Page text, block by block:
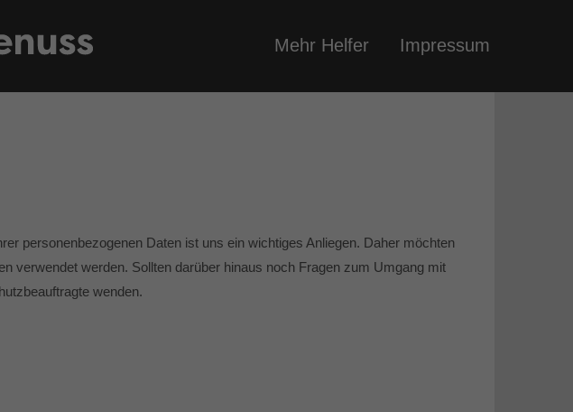
Mehr Helfer Impressum
personenbezogenen Daten ist uns ein wichtiges Anliegen. Daher möchten
verwendet werden. Sollten darüber hinaus noch Fragen zum Umgang mit
wenden.